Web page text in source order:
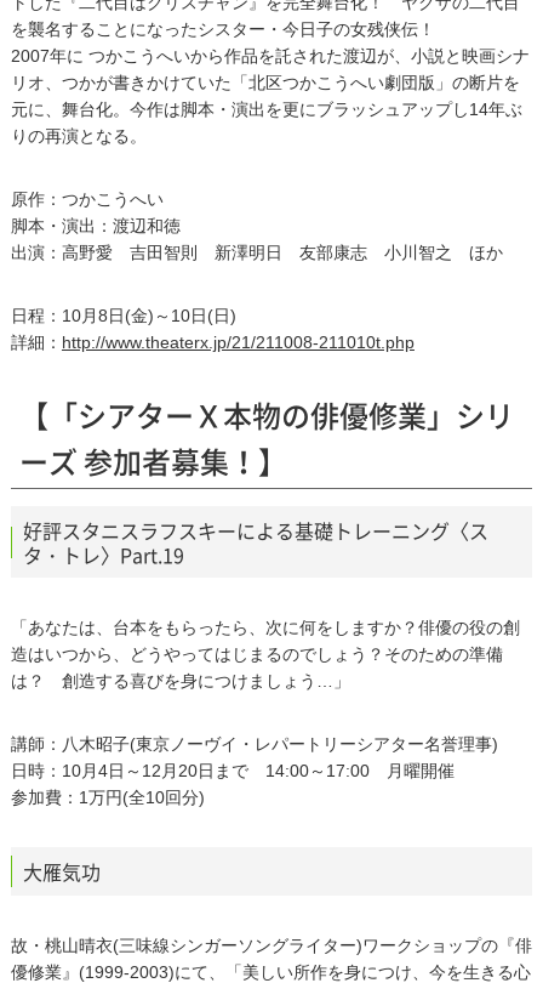
を襲名することになったシスター・今日子の女残侠伝！
2007年に つかこうへいから作品を託された渡辺が、小説と映画シナ
リオ、つかが書きかけていた「北区つかこうへい劇団版」の断片を
元に、舞台化。今作は脚本・演出を更にブラッシュアップし14年ぶ
りの再演となる。
原作：つかこうへい
脚本・演出：渡辺和徳
出演：高野愛 吉田智則 新澤明日 友部康志 小川智之 ほか
日程：10月8日(金)～10日(日)
詳細： http://www.theaterx.jp/21/211008-211010t.php
【「シアターＸ本物の俳優修業」シリ
ーズ 参加者募集！】
好評スタニスラフスキーによる基礎トレーニング〈ス
タ・トレ〉Part.19
「あなたは、台本をもらったら、次に何をしますか？俳優の役の創
造はいつから、どうやってはじまるのでしょう？そのための準備
は？ 創造する喜びを身につけましょう…」
講師：八木昭子(東京ノーヴイ・レパートリーシアター名誉理事)
日時：10月4日～12月20日まで 14:00～17:00 月曜開催
参加費：1万円(全10回分)
大雁気功
故・桃山晴衣(三味線シンガーソングライター)ワークショップの『俳
優修業』(1999-2003)にて、「美しい所作を身につけ、今を生きる心